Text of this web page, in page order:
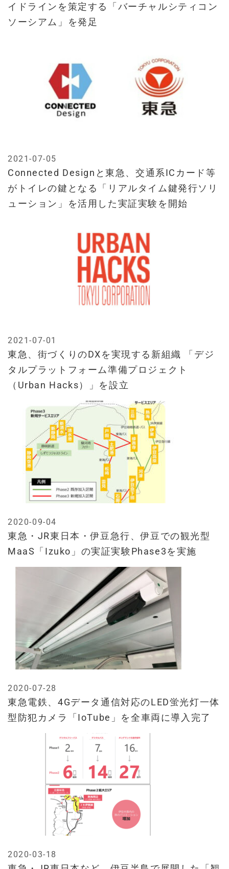
イドラインを策定する「バーチャルシティコン
ソーシアム」を発足
Connected Designと東急、交通系ICカード等
がトイレの鍵となる「リアルタイム鍵発行ソリ
ューション」を活用した実証実験を開始
2021-07-05
東急、街づくりのDXを実現する新組織 「デジ
タルプラットフォーム準備プロジェクト
（Urban Hacks）」を設立
2021-07-01
東急・JR東日本・伊豆急行、伊豆での観光型
MaaS「Izuko」の実証実験Phase3を実施
2020-09-04
東急電鉄、4Gデータ通信対応のLED蛍光灯一体
型防犯カメラ「IoTube」を全車両に導入完了
2020-07-28
2020-03-18